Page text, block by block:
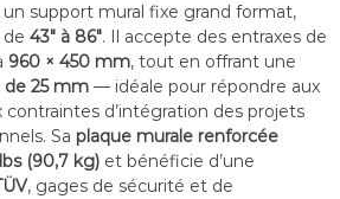
–
V
i
d
é
S
u
r
support mural fixe grand format,
43″ à 86″. Il accepte des entraxes de
960 × 450 mm, tout en offrant une
de 25 mm— idéale pour répondre aux
d’intégration des projets
Sa plaque murale renforcée
(90,7 kg)et bénéficie d’une
, gages de sécurité et de